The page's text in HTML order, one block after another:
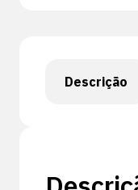
Descrição